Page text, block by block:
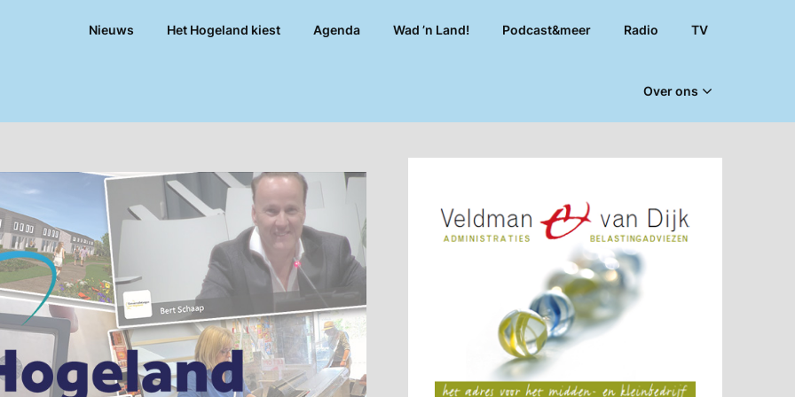
Nieuws Het Hogeland kiest Agenda Wad ’n Land! Podcast&meer Radio TV
Over ons